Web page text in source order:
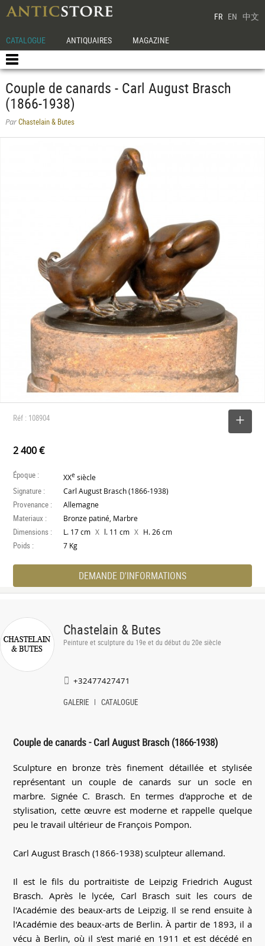
FR EN 中文
CATALOGUE ANTIQUAIRES MAGAZINE
Couple de canards - Carl August Brasch
(1866-1938)
ParChastelain & Butes
Réf : 108904
2 400 €
Époque : XXe siècle
Signature : Carl August Brasch (1866-1938)
Provenance : Allemagne
Materiaux : Bronze patiné, Marbre
Dimensions : L. 17 cm X l. 11 cm X H. 26 cm
Poids : 7 Kg
DEMANDE D'INFORMATIONS
Chastelain & Butes
Peinture et sculpture du 19e et du début du 20e siècle
+32477427471
GALERIE CATALOGUE
Couple de canards - Carl August Brasch (1866-1938)
Sculpture en bronze très finement détaillée et stylisée
représentant un couple de canards sur un socle en
marbre. Signée C. Brasch. En termes d'approche et de
stylisation, cette œuvre est moderne et rappelle quelque
peu le travail ultérieur de François Pompon.
Carl August Brasch (1866-1938) sculpteur allemand.
Il est le fils du portraitiste de Leipzig Friedrich August
Brasch. Après le lycée, Carl Brasch suit les cours de
l'Académie des beaux-arts de Leipzig. Il se rend ensuite à
l'Académie des beaux-arts de Berlin. À partir de 1893, il a
vécu à Berlin, où il s'est marié en 1911 et est décédé en